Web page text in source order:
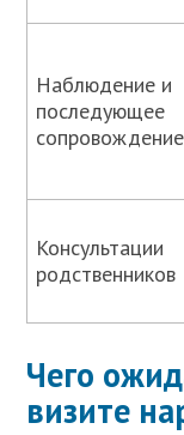
Наблюдение и
последующее
сопровождение
Консультации
родственников
Чего
визите